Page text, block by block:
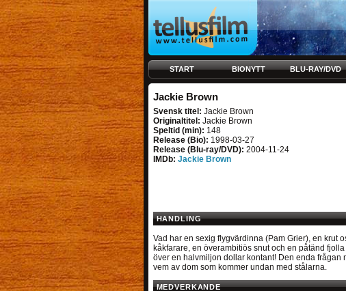
START BIONYTT BLU-RAY/DVD
Jackie Brown
Svensk titel: Jackie Brown
Originaltitel: Jackie Brown
Speltid (min): 148
Release (Bio): 1998-03-27
Release (Blu-ray/DVD): 2004-11-24
IMDb: Jackie Brown
HANDLING
Vad har en sexig flygvärdinna (Pam Grier), en krut
kåkfarare, en överambitiös snut och en påtänd
över en halvmiljon dollar kontant! Den enda frågan
vem av dom som kommer undan med stålarna.
MEDVERKANDE